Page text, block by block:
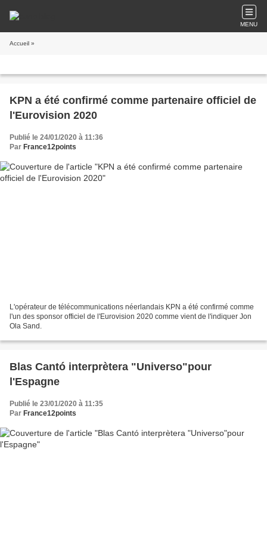
MENU
Accueil »
KPN a été confirmé comme partenaire officiel de
l'Eurovision 2020
Publié le 24/01/2020 à 11:36
Par France12points
L'opérateur de télécommunications néerlandais KPN a été confirmé comme
l'un des sponsor officiel de l'Eurovision 2020 comme vient de l'indiquer Jon
Ola Sand.
Blas Cantó interprètera "Universo"pour
l'Espagne
Publié le 23/01/2020 à 11:35
Par France12points